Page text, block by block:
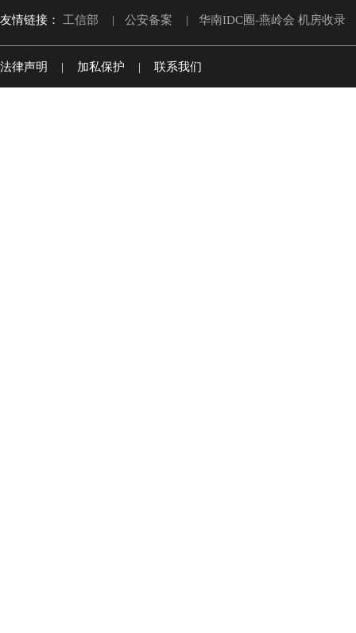
友情链接： 工信部 | 公安备案 | 华南IDC圈-燕岭会 机房收录
法律声明 | 加私保护 | 联系我们